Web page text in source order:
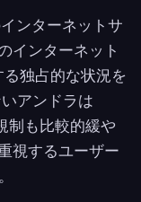
ンターネットサ
インターネット
る独占的な状況を
アンドラは
制も比較的緩や
視するユーザー